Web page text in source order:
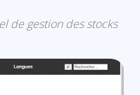
de gestion des stocks